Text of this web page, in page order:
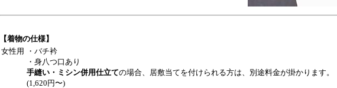
【着物の仕様】
女性用
・バチ衿
・身八つ口あり
手縫い・ミシン併用仕立ての場合、居敷当てを付けられる方は、別途料金が掛かります。
(1,620円〜)